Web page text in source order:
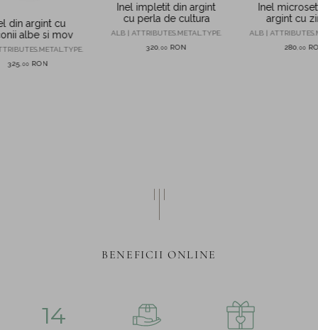
din argint cu
albe si mov
325 00 RON
Inel impletit din argint
cu perla de cultura
ALB | ATTRIBUTES.METAL.TYPE.
320 00 RON
Inel
argint cu
ALB |
280 00
BENEFICII ONLINE
14